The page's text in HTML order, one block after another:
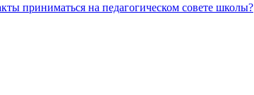
приниматься на педагогическом совете школы?